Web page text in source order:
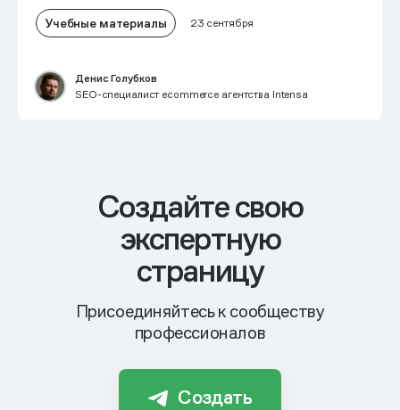
Учебные материалы 23 сентября
Денис Голубков
SEO-специалист ecommerce агентства Intensa
Cоздайте свою
экспертную
страницу
Присоединяйтесь к сообществу
профессионалов
Создать